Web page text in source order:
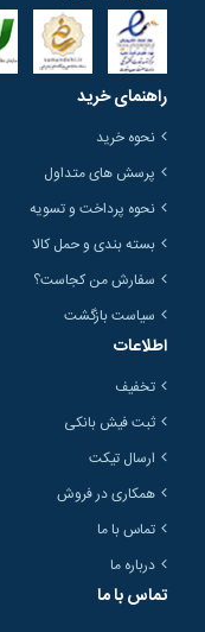
راهنمای خرید
نحوه خرید
پرسش های متداول
نحوه پرداخت و تسویه
بسته بندی و حمل کالا
سفارش من کجاست؟
سیاست بازگشت
اطلاعات
تخفیف
ثبت فیش بانکی
ارسال تیکت
همکاری در فروش
تماس با ما
درباره ما
تماس با ما